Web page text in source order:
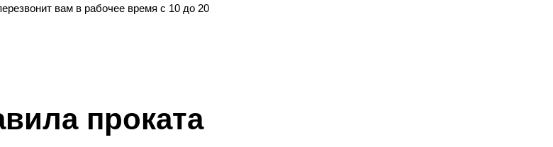
вам в рабочее время с 10 до 20
проката